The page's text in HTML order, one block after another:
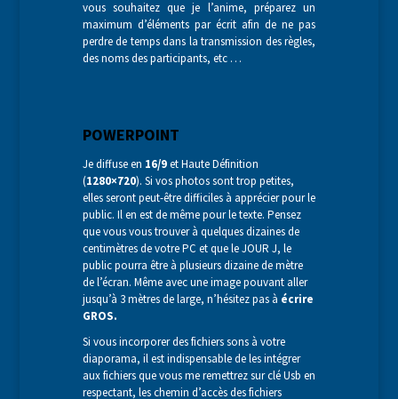
vous souhaitez que je l’anime, préparez un
maximum d’éléments par écrit afin de ne pas
perdre de temps dans la transmission des règles,
des noms des participants, etc …
POWERPOINT
Je diffuse en 16/9et Haute Définition
(1280×720). Si vos photos sont trop petites,
elles seront peut-être difficiles à apprécier pour le
public. Il en est de même pour le texte. Pensez
que vous vous trouver à quelques dizaines de
centimètres de votre PC et que le JOUR J, le
public pourra être à plusieurs dizaine de mètre
de l’écran. Même avec une image pouvant aller
jusqu’à 3 mètres de large, n’hésitez pas à écrire
GROS.
Si vous incorporer des fichiers sons à votre
diaporama, il est indispensable de les intégrer
aux fichiers que vous me remettrez sur clé Usb en
respectant, les chemin d’accès des fichiers